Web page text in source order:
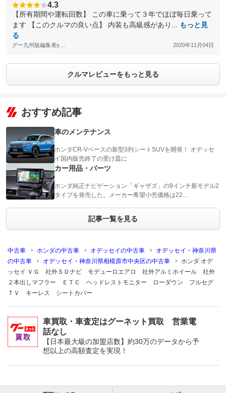
4.3
【所有期間や運転回数】 この車に乗って３年でほぼ毎日乗って
ます 【このクルマの良い点】 内装も高級感があり...
もっと見
る
グー九州版編集者y.... 2020年11月04日
クルマレビューをもっと見る
おすすめ記事
車のメンテナンス
ホンダCR-Vベースの新型3列シートSUVを開発！ オデッセ
イ国内販売終了の受け皿に
カー用品・パーツ
ホンダ純正ナビゲーション「ギャザズ」の9インチ新モデル2
タイプを発売した。メーカー希望小売価格は22…
記事一覧を見る
中古車 ホンダの中古車 オデッセイの中古車
オデッセイ・神奈川県
の中古車
オデッセイ・神奈川県相模原市中央区の中古車
ホンダ オデ
ッセイ ＶＧ 社外ＳＤナビ モデューロエアロ 社外アルミホイール 社外
２本出しマフラー ＥＴＣ ヘッドレストモニター ローダウン フルセグ
ＴＶ キーレス シートカバー
車買取・車査定はグーネット買取 営業電
話なし
【日本最大級の加盟店数】約30万のデータから予
想以上の高額査定を実現！